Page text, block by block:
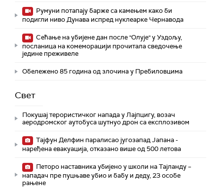
Румуни потапају барже са камењем како би
подигли ниво Дунава испред нуклеарке Чернавода
Сећање на убијене дан после "Олује" у Уздољу,
посланица на комеморацији прочитала сведочење
једине преживеле
Обележено 85 година од злочина у Пребиловцима
Свет
Покушај терористичког напада у Лајпцигу, возач
аеродромског аутобуса шутнуо дрон са експлозивом
Тајфун Делфин паралисао југозапад Јапана -
наређена евакуација, отказано више од 500 летова
Петоро наставника убијено у школи на Тајланду –
нападач пре пуцњаве убио и бабу и деду, 23 особе
рањене